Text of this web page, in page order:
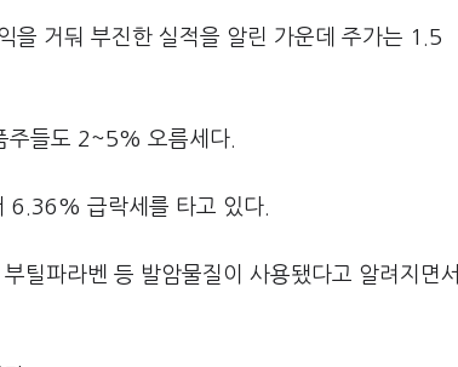
거둬 부진한 실적을 알린 가운데 주가는 1.5
주들도 2~5% 오름세다.
6.36% 급락세를 타고 있다.
틸파라벤 등 발암물질이 사용됐다고 알려지면서